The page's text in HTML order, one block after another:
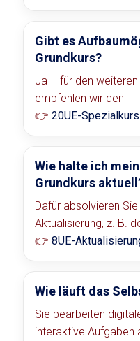
Gibt es
Grundkurs?
Ja – für den
empfehlen wir den
👉 20UE-
Wie halte ich
Grundkurs
Dafür absolvieren
Aktualisierung, z. B.
👉 8UE-
Wie läuft das
Sie bearbeiten
interaktive Aufgaben